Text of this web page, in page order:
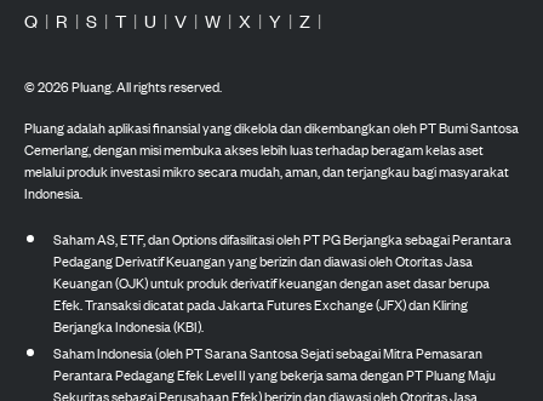
Q | R | S | T | U | V | W | X | Y | Z |
©2026Pluang. All rights reserved.
Pluang adalah aplikasi finansial yang dikelola dan dikembangkan oleh PT Bumi Santosa
Cemerlang, dengan misi membuka akses lebih luas terhadap beragam kelas aset
melalui produk investasi mikro secara mudah, aman, dan terjangkau bagi masyarakat
Indonesia.
Saham AS, ETF, dan Options difasilitasi oleh PT PG Berjangka sebagai Perantara
Pedagang Derivatif Keuangan yang berizin dan diawasi oleh Otoritas Jasa
Keuangan (OJK) untuk produk derivatif keuangan dengan aset dasar berupa
Efek. Transaksi dicatat pada Jakarta Futures Exchange (JFX) dan Kliring
Berjangka Indonesia (KBI).
Saham Indonesia (oleh PT Sarana Santosa Sejati sebagai Mitra Pemasaran
Perantara Pedagang Efek Level II yang bekerja sama dengan PT Pluang Maju
Sekuritas sebagai Perusahaan Efek) berizin dan diawasi oleh Otoritas Jasa